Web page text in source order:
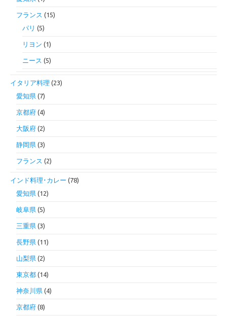
フランス (15)
パリ (5)
リヨン (1)
ニース (5)
イタリア料理 (23)
愛知県 (7)
京都府 (4)
大阪府 (2)
静岡県 (3)
フランス (2)
インド料理･カレー (78)
愛知県 (12)
岐阜県 (5)
三重県 (3)
長野県 (11)
山梨県 (2)
東京都 (14)
神奈川県 (4)
京都府 (8)